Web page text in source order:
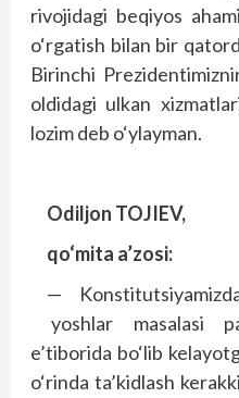
rivojidagi beqiyos
o‘rgatish bilan bir
Birinchi
oldidagi ulkan
lozim deb o‘ylayman.
Odiljon TOJIEV,
qo‘mita a’zosi:
—
yoshlar masalasi
e’tiborida bo‘lib
o‘rinda ta’kidlash